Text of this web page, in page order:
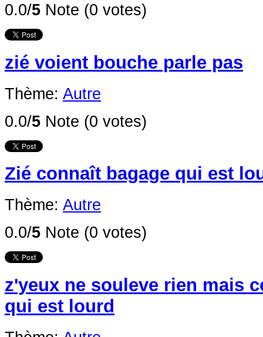
0.0/5 Note (0 votes)
zié voient bouche parle pas
Thème: Autre
0.0/5 Note (0 votes)
Zié connaît bagage qui est
Thème: Autre
0.0/5 Note (0 votes)
z'yeux ne souleve rien mais
qui est lourd